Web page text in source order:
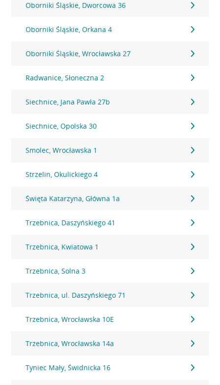
Oborniki Śląskie, Dworcowa 36
Oborniki Śląskie, Orkana 4
Oborniki Śląskie, Wrocławska 27
Radwanice, Słoneczna 2
Siechnice, Jana Pawła 27b
Siechnice, Opolska 30
Smolec, Wrocławska 1
Strzelin, Okulickiego 4
Święta Katarzyna, Główna 1a
Trzebnica, Daszyńskiego 41
Trzebnica, Kwiatowa 1
Trzebnica, Solna 3
Trzebnica, ul. Daszyńskiego 71
Trzebnica, Wrocławska 10E
Trzebnica, Wrocławska 14a
Tyniec Mały, Świdnicka 16